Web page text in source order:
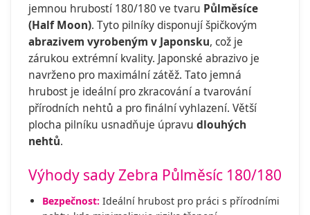
jemnou hrubostí 180/180 ve tvaru Půlměsíce
(Half Moon). Tyto pilníky disponují špičkovým
abrazivem vyrobeným v Japonsku, což je
zárukou extrémní kvality. Japonské abrazivo je
navrženo pro maximální zátěž. Tato jemná
hrubost je ideální pro zkracování a tvarování
přírodních nehtů a pro finální vyhlazení. Větší
plocha pilníku usnadňuje úpravu dlouhých
nehtů.
Výhody sady Zebra Půlměsíc 180/180
Bezpečnost: Ideální hrubost pro práci s přírodními